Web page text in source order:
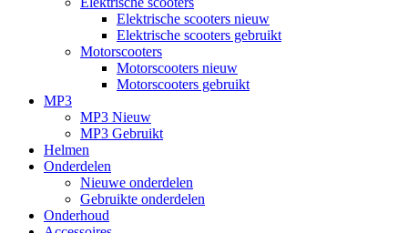
Elektrische scooters nieuw
Elektrische scooters gebruikt
Motorscooters
Motorscooters nieuw
Motorscooters gebruikt
MP3
MP3 Nieuw
MP3 Gebruikt
Helmen
Onderdelen
Nieuwe onderdelen
Gebruikte onderdelen
Onderhoud